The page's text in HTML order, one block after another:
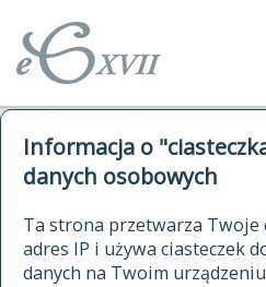
Informacja o
danych osobowych
Ta strona przetwarza
adres IP i używa ciasteczek
danych na Twoim
autorzy Słownika
historia
publikacje
źródła
kwerendy
jak cytować Słownik
JĘZYKA